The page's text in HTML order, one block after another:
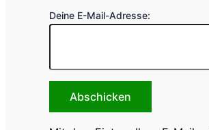
Deine E-Mail-Adresse: